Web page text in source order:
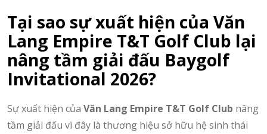
Tại sao sự xuất hiện của Văn
Lang Empire T&T Golf Club lại
nâng tầm giải đấu Baygolf
Invitational 2026?
Sự xuất hiện của Văn Lang Empire T&T Golf Club nâng
tầm giải đấu vì đây là thương hiệu sở hữu hệ sinh thái